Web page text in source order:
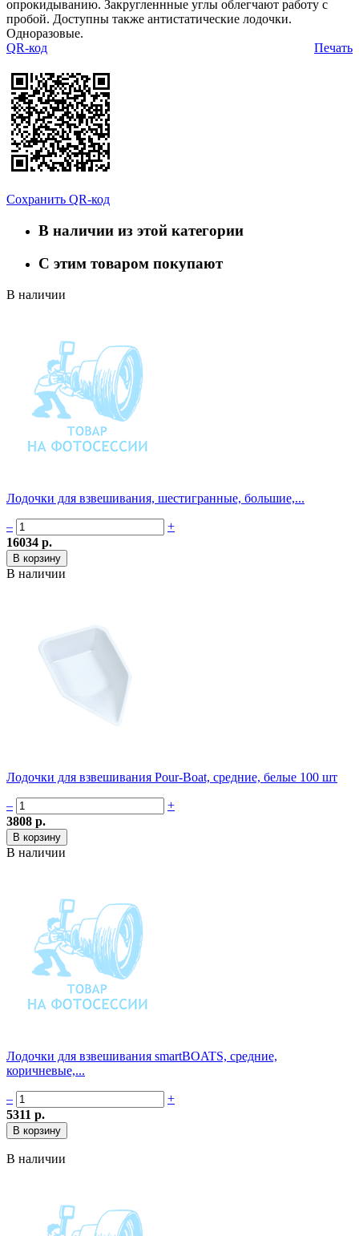
опрокидыванию. Закругленнные углы облегчают работу с
пробой. Доступны также антистатические лодочки.
Одноразовые.
Печать
QR-код
Сохранить QR-код
В наличии из этой категории
С этим товаром покупают
В наличии
Лодочки для взвешивания, шестигранные, большие,...
–
+
16034 р.
В наличии
Лодочки для взвешивания Pour-Boat, средние, белые 100 шт
–
+
3808 р.
В наличии
Лодочки для взвешивания smartBOATS, средние,
коричневые,...
–
+
5311 р.
В наличии